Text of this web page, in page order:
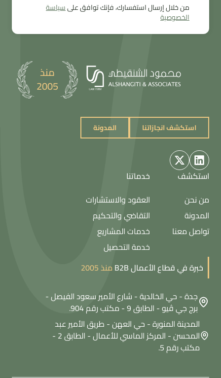
ارسال
من خلال إرسال استفسارك، فإنك توافق علىسياسة
الخصوصية
منذ
2005
استكشف انجازاتنا
استكشف انجازاتنا
المدونة
استكشف
من نحن
المدونة
تواصل معنا
خدماتنا
العقود والاستشارات
التقاضي والتحكيم
خدمات المشاريع
خدمة التحصيل
خبرة في قطاع الأعمال B2B
منذ 2005
جدة - حي الخالدية - شارع الأمير سعود الفيصل -
برج جي ڤيو - الطابق 9 - مكتب رقم 904.
المدينة المنورة - حي العهن - طريق الأمير عبد
المحسن - المركز الماسي للأعمال - الطابق 2 -
مكتب رقم 5.